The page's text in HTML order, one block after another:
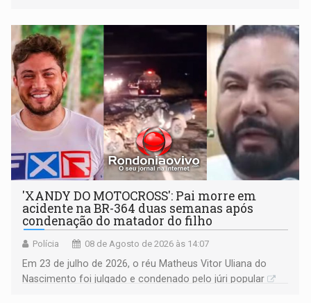
'XANDY DO MOTOCROSS': Pai morre em
acidente na BR-364 duas semanas após
condenação do matador do filho
Polícia 08 de Agosto de 2026 às 14:07
Em 23 de julho de 2026, o réu Matheus Vitor Uliana do
Nascimento foi julgado e condenado pelo júri popular